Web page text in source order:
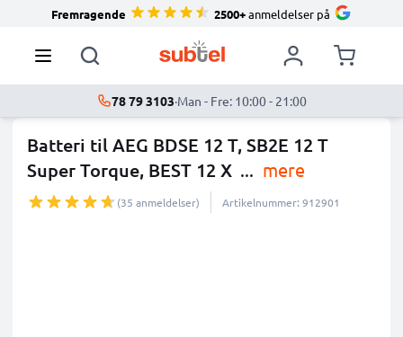
Fremragende 2500+anmeldelser på
78 79 3103·Man - Fre: 10:00 - 21:00
Batteri til AEG BDSE 12 T, SB2E 12 T
Super Torque, BEST 12 X ... mere
(35 anmeldelser) Artikelnummer: 912901